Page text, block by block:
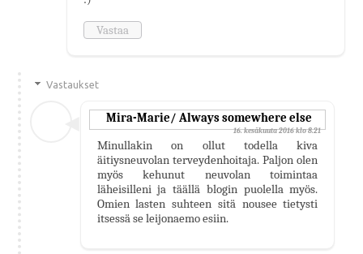
Vastaa
Vastaukset
Mira-Marie/ Always somewhere else
16. kesäkuuta 2016 klo 8.21
Minullakin on ollut todella kiva
äitiysneuvolan terveydenhoitaja. Paljon olen
myös kehunut neuvolan toimintaa
läheisilleni ja täällä blogin puolella myös.
Omien lasten suhteen sitä nousee tietysti
itsessä se leijonaemo esiin.